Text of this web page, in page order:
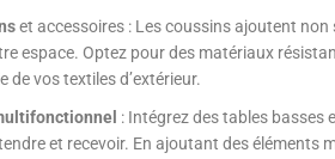
et accessoires : Les coussins ajoutent
espace. Optez pour des matériaux
de vos textiles d’extérieur.
: Intégrez des tables basses
et recevoir. En ajoutant des éléments